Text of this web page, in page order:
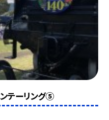
テーリング⑤